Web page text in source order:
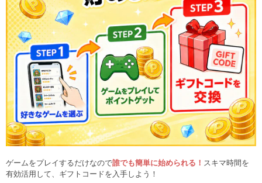
ゲームをプレイするだけなので誰でも簡単に始められる！ スキマ時間を
有効活用して、ギフトコードを入手しよう！